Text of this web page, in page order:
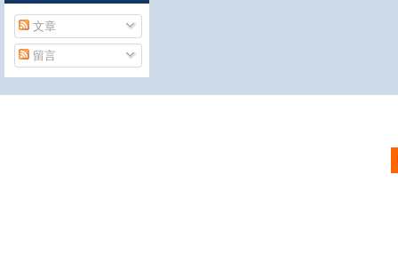
文章
留言